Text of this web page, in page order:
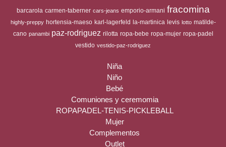
barcarola carmen-taberner cars-jeans emporio-armani fracomina
highly-preppy hortensia-maeso karl-lagerfeld la-martinica levis lotto matilde-
cano panambi paz-rodriguez rilotta ropa-bebe ropa-mujer ropa-padel
vestido vestido-paz-rodriguez
Niña
Niño
Bebé
Comuniones y ceremomia
ROPAPADEL-TENIS-PICKLEBALL
Mujer
Complementos
Outlet